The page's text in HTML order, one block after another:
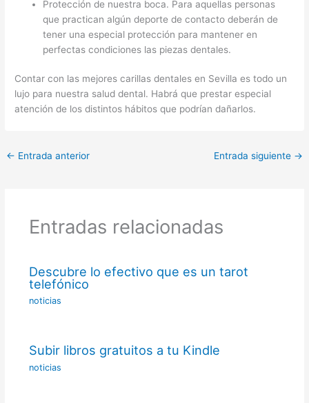
Protección de nuestra boca. Para aquellas personas
que practican algún deporte de contacto deberán de
tener una especial protección para mantener en
perfectas condiciones las piezas dentales.
Contar con las mejores carillas dentales en Sevilla es todo un
lujo para nuestra salud dental. Habrá que prestar especial
atención de los distintos hábitos que podrían dañarlos.
← Entrada anterior Entrada siguiente →
Entradas relacionadas
Descubre lo efectivo que es un tarot
telefónico
noticias
Subir libros gratuitos a tu Kindle
noticias